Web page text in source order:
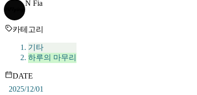
N Fia
카테고리
기타
하루의 마무리
DATE
2025/12/01